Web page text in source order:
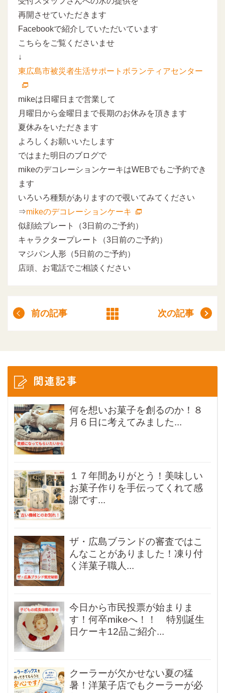
再開させていただきます
Facebookで紹介していただいています
こちらをご覧くださいませ
↓
東広島市被災者生活サポートボランティアセンター
mikeは日曜日まで営業して
月曜日から金曜日まで長期のお休みを頂きます
夏休みをいただきます
よろしくお願いいたします
ではまた明日のブログで
mikeのデコレーションケーキはWEBでもご予約でき
ます
いろいろ種類がありますので覗いてみてください
⇒mikeのデコレーションケーキ
似顔絵プレート（3日前のご予約）
キャラクタープレート（3日前のご予約）
マジパン人形（5日前のご予約）
店頭、お電話でご相談ください
前の記事 次の記事
関連記事
何を想いお菓子を創るのか！８
月６日に考えてみました...
１７年間ありがとう！美味しい
お菓子作りを手伝ってくれて感
謝です...
ザ・広島ブランドの審査ではこ
んなことがありました！凍り付
く洋菓子職人...
今日から市民投票が始まりま
す！何卒mikeへ！！ 特別誕生
日ケーキ12品ご紹介...
クーラーが欠かせない夏の猛
暑！洋菓子店でもクーラーが必